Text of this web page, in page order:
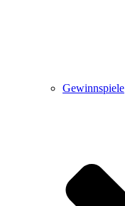
Gewinnspiele